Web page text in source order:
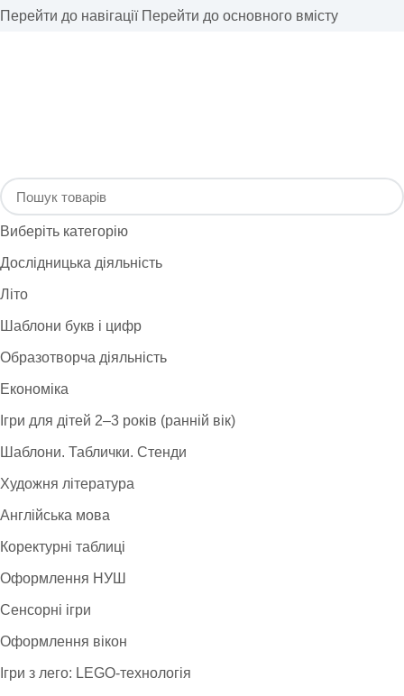
Перейти до навігації Перейти до основного вмісту
Виберіть категорію
Дослідницька діяльність
Літо
Шаблони букв і цифр
Образотворча діяльність
Економіка
Ігри для дітей 2–3 років (ранній вік)
Шаблони. Таблички. Стенди
Художня література
Англійська мова
Коректурні таблиці
Оформлення НУШ
Сенсорні ігри
Оформлення вікон
Ігри з лего: LEGO-технологія